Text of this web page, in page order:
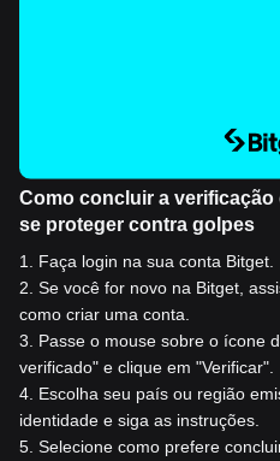
Como concluir a
se proteger contra golpes
1
Faça login na sua conta Bitget.
2 Se você for novo na Bitget,
como criar uma conta.
3
Passe o mouse sobre o ícone
verificado" e clique em "Verificar".
4 Escolha seu país ou região
identidade e siga as instruções.
5 Selecione como prefere